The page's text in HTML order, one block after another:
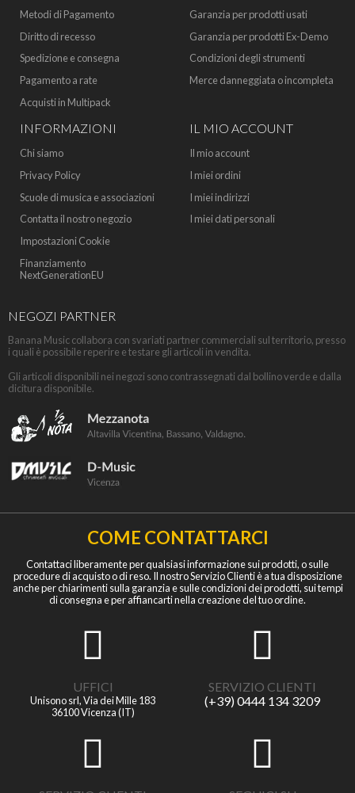
Metodi di Pagamento
Diritto di recesso
Spedizione e consegna
Pagamento a rate
Acquisti in Multipack
Garanzia per prodotti usati
Garanzia per prodotti Ex-Demo
Condizioni degli strumenti
Merce danneggiata o incompleta
INFORMAZIONI
Chi siamo
Privacy Policy
Scuole di musica e associazioni
Contatta il nostro negozio
Impostazioni Cookie
Finanziamento
NextGenerationEU
IL MIO ACCOUNT
Il mio account
I miei ordini
I miei indirizzi
I miei dati personali
NEGOZI PARTNER
Banana Music collabora con svariati partner commerciali sul territorio, presso
i quali è possibile reperire e testare gli articoli in vendita.
Gli articoli disponibili nei negozi sono contrassegnati dal bollino verde e dalla
dicitura disponibile.
COME CONTATTARCI
Contattaci liberamente per qualsiasi informazione sui prodotti, o sulle
procedure di acquisto o di reso. Il nostro Servizio Clienti è a tua disposizione
anche per chiarimenti sulla garanzia e sulle condizioni dei prodotti, sui tempi
di consegna e per affiancarti nella creazione del tuo ordine.
UFFICI
Unisono srl, Via dei Mille 183
36100 Vicenza (IT)
SERVIZIO CLIENTI
(+39) 0444 134 3209